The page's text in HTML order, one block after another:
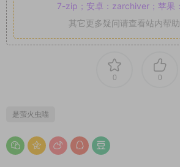
7-zip；安卓：zarchiver；苹果
其它更多疑问请查看站内帮助
0 0
是萤火虫喵